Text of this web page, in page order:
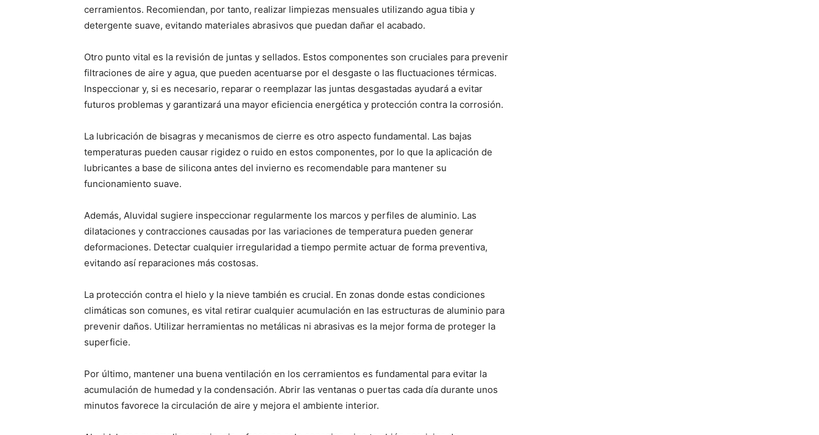
cerramientos. Recomiendan, por tanto, realizar limpiezas mensuales utilizando agua tibia y
detergente suave, evitando materiales abrasivos que puedan dañar el acabado.
Otro punto vital es la revisión de juntas y sellados. Estos componentes son cruciales para prevenir
filtraciones de aire y agua, que pueden acentuarse por el desgaste o las fluctuaciones térmicas.
Inspeccionar y, si es necesario, reparar o reemplazar las juntas desgastadas ayudará a evitar
futuros problemas y garantizará una mayor eficiencia energética y protección contra la corrosión.
La lubricación de bisagras y mecanismos de cierre es otro aspecto fundamental. Las bajas
temperaturas pueden causar rigidez o ruido en estos componentes, por lo que la aplicación de
lubricantes a base de silicona antes del invierno es recomendable para mantener su
funcionamiento suave.
Además, Aluvidal sugiere inspeccionar regularmente los marcos y perfiles de aluminio. Las
dilataciones y contracciones causadas por las variaciones de temperatura pueden generar
deformaciones. Detectar cualquier irregularidad a tiempo permite actuar de forma preventiva,
evitando así reparaciones más costosas.
La protección contra el hielo y la nieve también es crucial. En zonas donde estas condiciones
climáticas son comunes, es vital retirar cualquier acumulación en las estructuras de aluminio para
prevenir daños. Utilizar herramientas no metálicas ni abrasivas es la mejor forma de proteger la
superficie.
Por último, mantener una buena ventilación en los cerramientos es fundamental para evitar la
acumulación de humedad y la condensación. Abrir las ventanas o puertas cada día durante unos
minutos favorece la circulación de aire y mejora el ambiente interior.